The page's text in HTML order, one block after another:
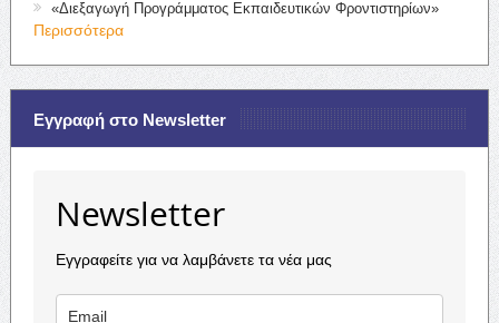
«Διεξαγωγή Προγράμματος Εκπαιδευτικών Φροντιστηρίων»
Περισσότερα
Εγγραφή στο Newsletter
Newsletter
Εγγραφείτε για να λαμβάνετε τα νέα μας